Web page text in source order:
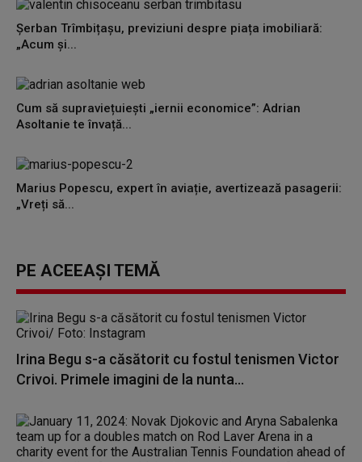
Șerban Trîmbițașu, previziuni despre piața imobiliară:
„Acum și...
Cum să supraviețuiești „iernii economice”: Adrian
Asoltanie te învață...
Marius Popescu, expert în aviație, avertizează pasagerii:
„Vreți să...
PE ACEEAȘI TEMĂ
Irina Begu s-a căsătorit cu fostul tenismen Victor
Crivoi. Primele imagini de la nunta...